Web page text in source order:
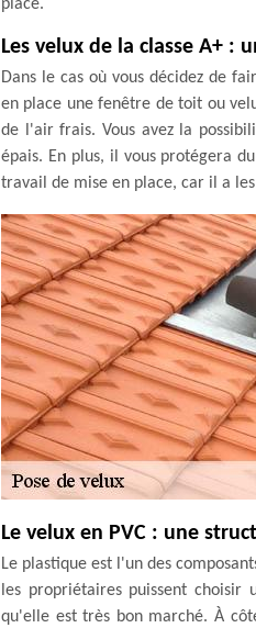
place.
Les velux de la classe A+ :
Dans le cas où vous décidez de
en place une fenêtre de toit ou
de l'air frais. Vous avez la
épais. En plus, il vous protégera
travail de mise en place, car il a
Le velux en PVC : une
Le plastique est l'un des
les propriétaires puissent
qu'elle est très bon marché. À